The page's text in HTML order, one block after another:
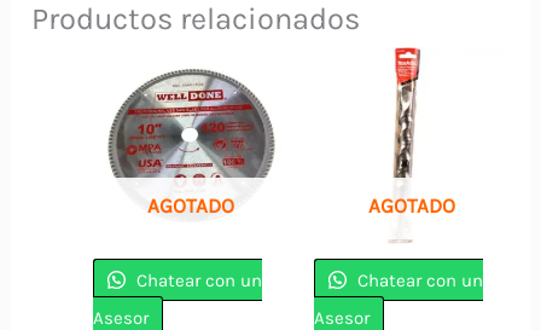
Productos relacionados
AGOTADO
Chatear con un
Asesor
AGOTADO
Chatear con un
Asesor